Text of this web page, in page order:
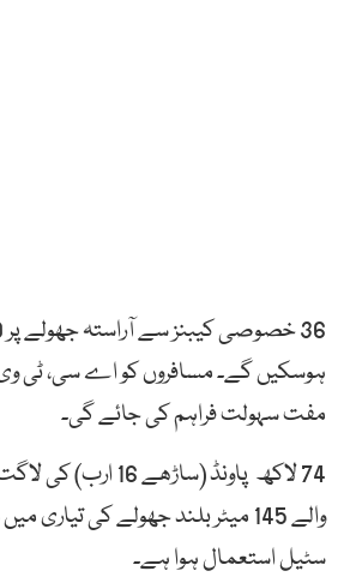
36 خصوصی کیبنز سے آراستہ جھولے پر
ہوسکیں گے۔ مسافروں کواےسی، ٹی
مفتسہولتفراہمکیجائےگی۔
74لاکھ پاونڈ
(ساڑھے 16 ارب)
والے 145 میٹر بلند جھولے کی تیاری
سٹیل استعمال ہوا ہے۔